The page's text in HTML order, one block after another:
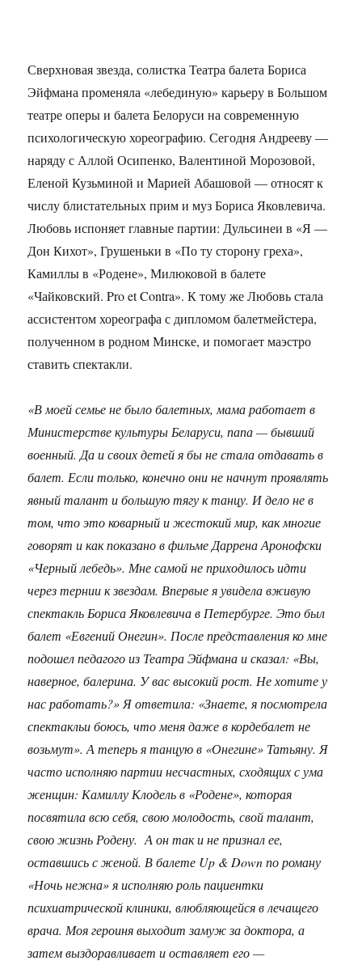
Сверхновая звезда, солистка Театра балета Бориса
Эйфмана променяла «лебединую» карьеру в Большом
театре оперы и балета Белоруси на современную
психологическую хореографию. Сегодня Андрееву —
наряду с Аллой Осипенко, Валентиной Морозовой,
Еленой Кузьминой и Марией Абашовой — относят к
числу блистательных прим и муз Бориса Яковлевича.
Любовь испоняет главные партии: Дульсинеи в «Я —
Дон Кихот», Грушеньки в «По ту сторону греха»,
Камиллы в «Родене», Милюковой в балете
«Чайковский. Pro et Contra». К тому же Любовь стала
ассистентом хореографа с дипломом балетмейстера,
полученном в родном Минске, и помогает маэстро
ставить спектакли.
«В моей семье не было балетных, мама работает в
Министерстве культуры Беларуси, папа — бывший
военный. Да и своих детей я бы не стала отдавать в
балет. Если только, конечно они не начнут проявлять
явный талант и большую тягу к танцу. И дело не в
том, что это коварный и жестокий мир, как многие
говорят и как показано в фильме Даррена Аронофски
«Черный лебедь». Мне самой не приходилось идти
через тернии к звездам. Впервые я увидела вживую
спектакль Бориса Яковлевича в Петербурге. Это был
балет «Евгений Онегин». После представления ко мне
подошел педагого из Театра Эйфмана и сказал: «Вы,
наверное, балерина. У вас высокий рост. Не хотите у
нас работать?» Я ответила: «Знаете, я посмотрела
спектакльи боюсь, что меня даже в кордебалет не
возьмут». А теперь я танцую в «Онегине» Татьяну. Я
часто исполняю партии несчастных, сходящих с ума
женщин: Камиллу Клодель в «Родене», которая
посвятила всю себя, свою молодость, свой талант,
свою жизнь Родену. А он так и не признал ее,
оставшись с женой. В балете Up & Down по роману
«Ночь нежна» я исполняю роль пациентки
психиатрической клиники, влюбляющейся в лечащего
врача. Моя героиня выходит замуж за доктора, а
затем выздоравливает и оставляет его —